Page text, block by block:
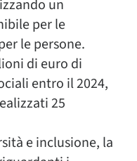
un
per le
le persone.
di euro di
entro il 2024,
25
e inclusione, la